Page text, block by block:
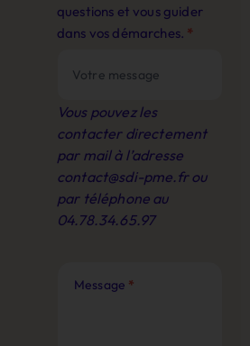
questions et vous guider
dans vos démarches. *
Vous pouvez les
contacter directement
par mail à l’adresse
contact@sdi-pme.frou
par téléphone au
04.78.34.65.97
Message *